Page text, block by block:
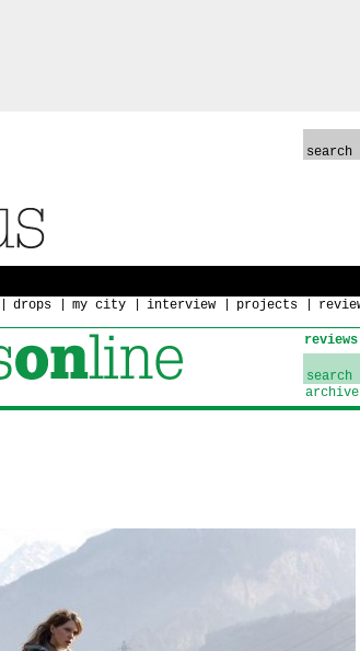
drops my city interview projects
archive